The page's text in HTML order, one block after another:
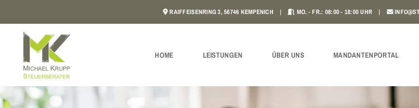
 RAIFFEISENRING 3, 56746 KEMPENICH |  MO. - FR.: 08:00 - 18:00 UHR | 
HOME LEISTUNGEN ÜBER UNS MANDANTENPORTAL